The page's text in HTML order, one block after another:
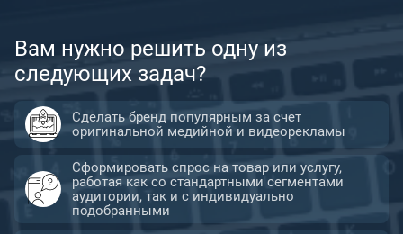
Вам нужно решить одну из
следующих задач?
Сделать бренд популярным за счет
оригинальной медийной и видеорекламы
Сформировать спрос на товар или услугу,
работая как со стандартными сегментами
аудитории, так и с индивидуально
подобранными